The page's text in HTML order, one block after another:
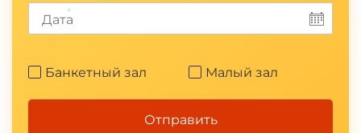
Банкетный зал Малый зал
Отправить
*